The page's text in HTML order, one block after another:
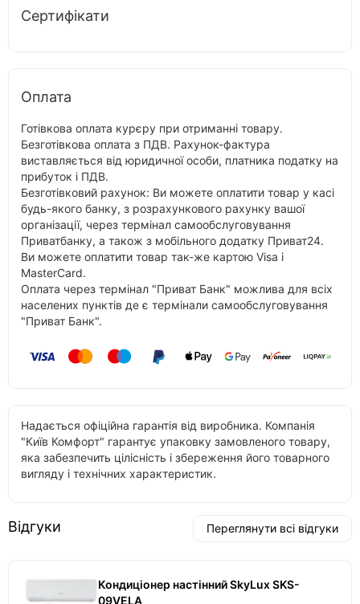
Сертифікати
Оплата
Готівкова оплата курєру при отриманні товару.
Безготівкова оплата з ПДВ. Рахунок-фактура
виставляється від юридичної особи, платника податку на
прибуток і ПДВ.
Безготівковий рахунок: Ви можете оплатити товар у касі
будь-якого банку, з розрахункового рахунку вашої
організації, через термінал самообслуговування
Приватбанку, а також з мобільного додатку Приват24.
Ви можете оплатити товар так-же картою Visa і
MasterCard.
Оплата через термінал "Приват Банк" можлива для всіх
населених пунктів де є термінали самообслуговування
"Приват Банк".
Надається офіційна гарантія від виробника. Компанія
"Київ Комфорт" гарантує упаковку замовленого товару,
яка забезпечить цілісність і збереження його товарного
вигляду і технічних характеристик.
Відгуки Переглянути всі відгуки
Кондиціонер настінний SkyLux SKS-
09VELA